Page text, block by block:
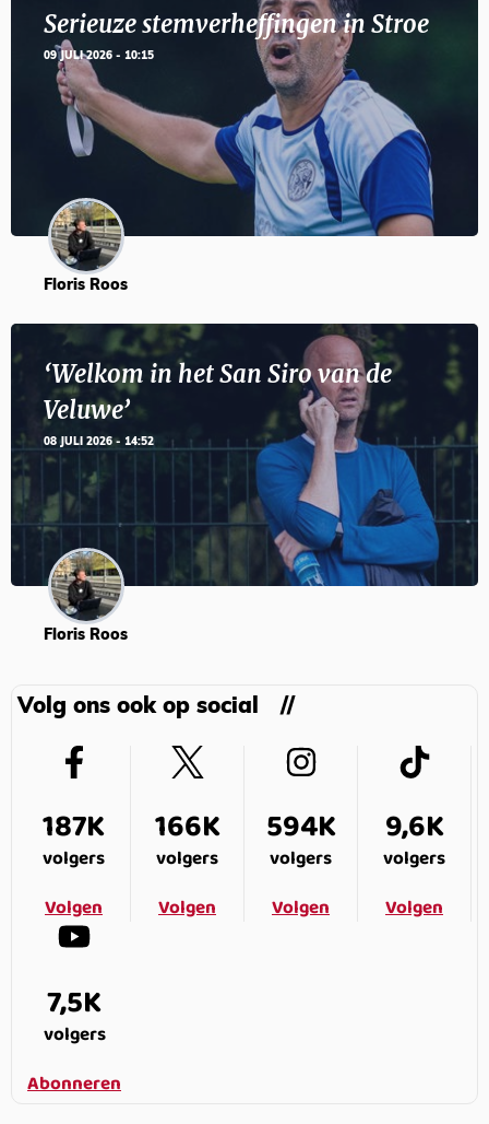
Serieuze stemverheffingen in Stroe
09 JULI 2026 - 10:15
Floris Roos
‘Welkom in het San Siro van de
Veluwe’
08 JULI 2026 - 14:52
Floris Roos
Volg ons ook op social
187K
volgers
Volgen
166K
volgers
Volgen
594K
volgers
Volgen
9,6K
volgers
Volgen
7,5K
volgers
Abonneren